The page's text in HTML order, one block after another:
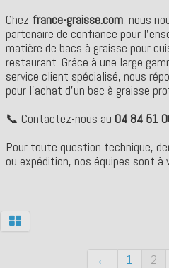
Chez france-graisse.com, nous
partenaire de confiance pour
matière de bacs à graisse pour
restaurant. Grâce à une large
service client spécialisé, nous
pour l'achat d'un bac à graisse
📞 Contactez-nous au 04 84 51
Pour toute question technique,
ou expédition, nos équipes sont à
← 1 2